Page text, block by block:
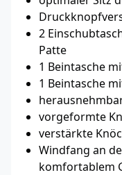
2
Patte
1 Beintasche
1 Beintasche
vorgeformte
verstärkte
Windfang an
komfortablem